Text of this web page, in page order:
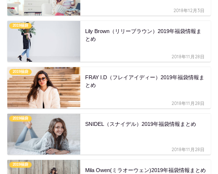
2018年12月3日
2019福袋
Lily Brown（リリーブラウン）2019年福袋情報ま
とめ
2018年11月28日
2019福袋
FRAY I.D（フレイアイディー）2019年福袋情報ま
とめ
2018年11月28日
2019福袋
SNIDEL（スナイデル）2019年福袋情報まとめ
2018年11月28日
2019福袋
Mila Owen(ミラオーウェン)2019年福袋情報まとめ